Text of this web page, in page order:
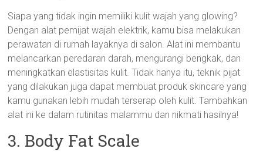
Siapa yang tidak ingin memiliki kulit wajah yang glowing?
Dengan alat pemijat wajah elektrik, kamu bisa melakukan
perawatan di rumah layaknya di salon. Alat ini membantu
melancarkan peredaran darah, mengurangi bengkak, dan
meningkatkan elastisitas kulit. Tidak hanya itu, teknik pijat
yang dilakukan juga dapat membuat produk skincare yang
kamu gunakan lebih mudah terserap oleh kulit. Tambahkan
alat ini ke dalam rutinitas malammu dan nikmati hasilnya!
3. Body Fat Scale